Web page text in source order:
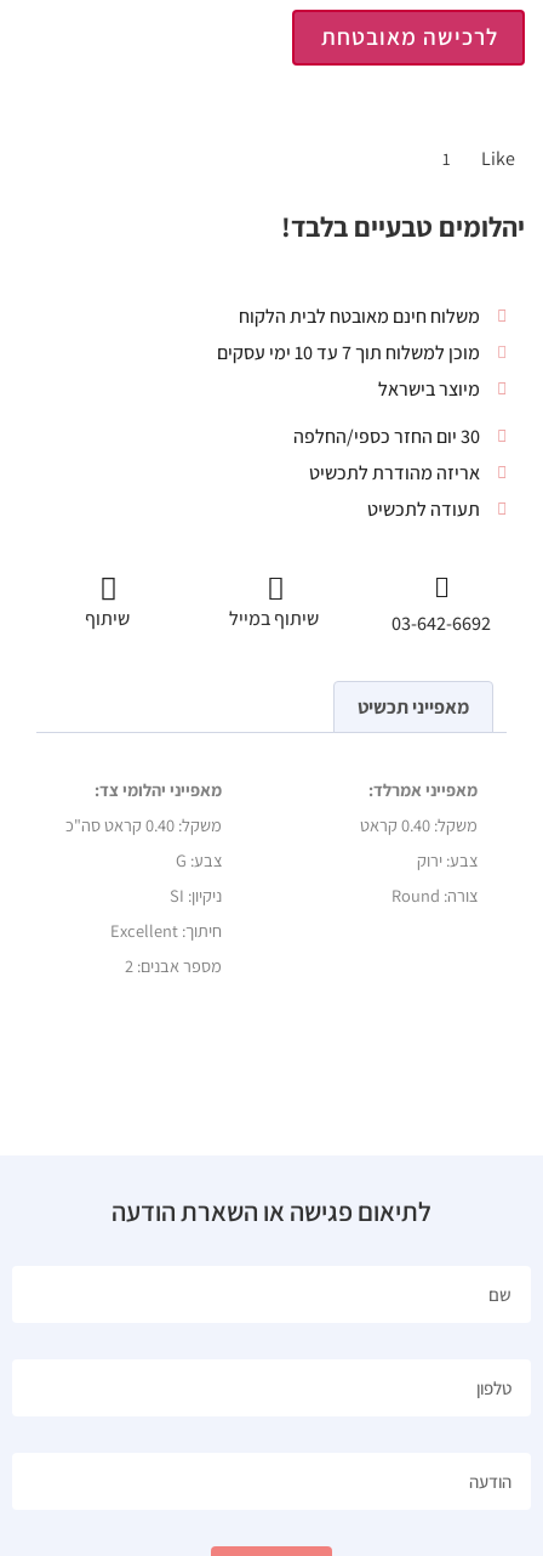
לרכישה מאובטחת
Like
1
יהלומים טבעיים בלבד!
משלוח חינם מאובטח לבית הלקוח
מוכן למשלוח תוך 7 עד 10 ימי עסקים
מיוצר בישראל
30 יום החזר כספי/החלפה
אריזה מהודרת לתכשיט
תעודה לתכשיט
03-642-6692 שיתוף במייל שיתוף
מאפייני תכשיט
מאפייני אמרלד:
מאפייני יהלומי צד:
משקל: 0.40 קראט משקל: 0.40 קראט סה"כ
צבע: ירוק
צבע: G
צורה: Round
ניקיון: SI
חיתוך: Excellent
מספר אבנים: 2
לתיאום פגישה או השארת הודעה